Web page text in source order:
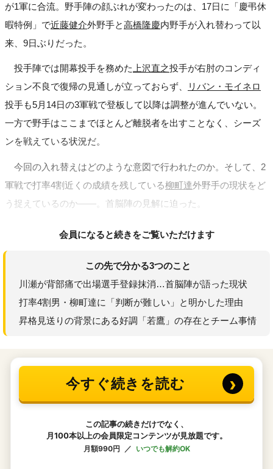
が1軍に合流。野手陣の顔ぶれが変わったのは、17日に「慶弔休
暇特例」で近藤健介外野手と高橋隆慶内野手が入れ替わって以
来、9日ぶりだった。
投手陣では開幕投手を務めた上沢直之投手が右肘のコンディ
ション不良で復帰の見通しが立っておらず、
リバン・モイネロ
投手も5月14日の3軍戦で登板して以降は調整が進んでいない。
一方で野手はここまでほとんど離脱者を出すことなく、シーズ
ンを戦えている状況だ。
今回の入れ替えはどのような意図で行われたのか。そして、2
軍戦で打率4割近くの成績を残している柳町達外野手の現状をど
う捉えているのか――。首脳陣の見解に迫った。
会員になると続きをご覧いただけます
この先で分かる3つのこと
川瀬が背部痛で出場選手登録抹消…首脳陣が語った現状
打率4割男・柳町達に「判断が難しい」と明かした理由
昇格見送りの背景にある好調「若鷹」の存在とチーム事情